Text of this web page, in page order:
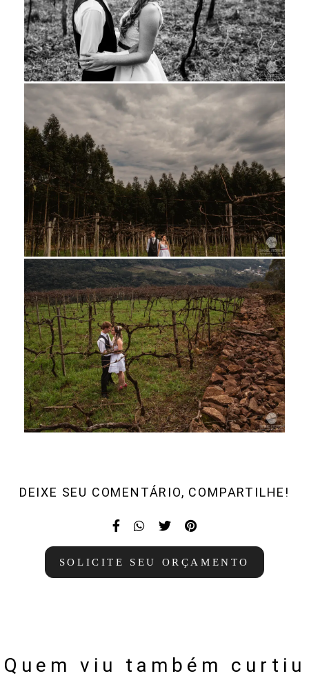
DEIXE SEU COMENTÁRIO, COMPARTILHE!
SOLICITE SEU ORÇAMENTO
Quem viu também curtiu